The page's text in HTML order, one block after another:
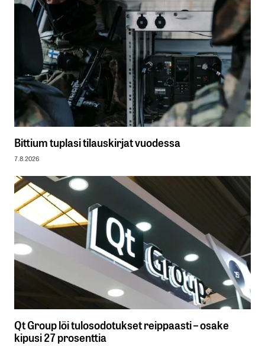
Bittium tuplasi tilauskirjat vuodessa
7.8.2026
Qt Group löi tulosodotukset reippaasti – osake
kipusi 27 prosenttia